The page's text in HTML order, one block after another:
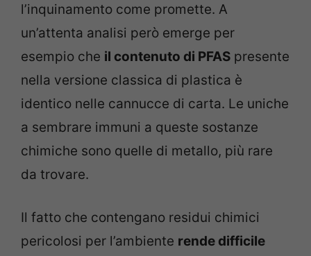
l’inquinamento come promette. A
un’attenta analisi però emerge per
esempio che il contenuto di PFAS presente
nella versione classica di plastica è
identico nelle cannucce di carta. Le uniche
a sembrare immuni a queste sostanze
chimiche sono quelle di metallo, più rare
da trovare.
Il fatto che contengano residui chimici
pericolosi per l’ambiente rende difficile